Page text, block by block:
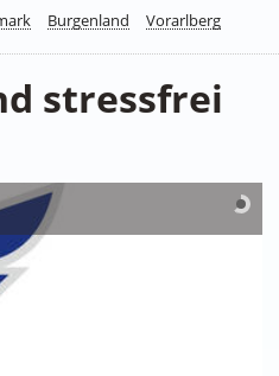
Burgenland Vorarlberg
stressfrei